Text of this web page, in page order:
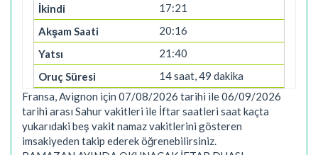
17:21
20:16
21:40
14 saat, 49 dakika
Fransa, Avignon için 07/08/2026 tarihi ile 06/09/2026
tarihi arası Sahur vakitleri ile İftar saatleri saat kaçta
yukarıdaki beş vakit namaz vakitlerini gösteren
imsakiyeden takip ederek öğrenebilirsiniz.